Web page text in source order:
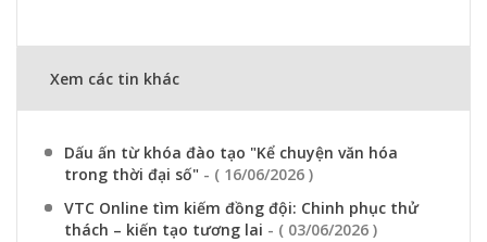
Xem các tin khác
Dấu ấn từ khóa đào tạo "Kể chuyện văn hóa
trong thời đại số" - ( 16/06/2026 )
VTC Online tìm kiếm đồng đội: Chinh phục thử
thách – kiến tạo tương lai - ( 03/06/2026 )